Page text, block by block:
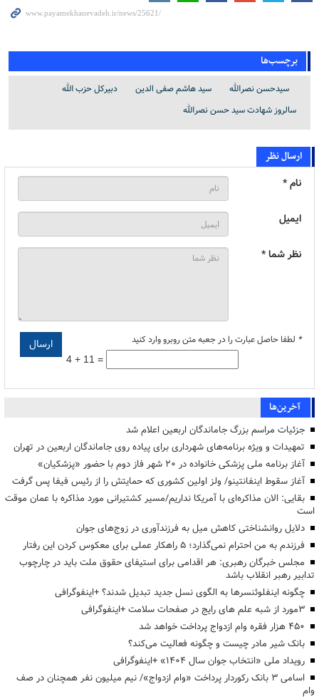
برچسب‌ها
سیدحسن نصرالله سید هاشم صفی الدین
دبیرکل حزب الله
سالروز شهادت سید حسن نصرالله
ارسال نظر
نام *
ایمیل
نظر شما *
* لطفا حاصل عبارت را در جعبه متن روبرو وارد کنید
4 + 11 =
آخرین‌ها
جزئیات مراسم بزرگ جاماندگان اربعین اعلام شد
تمهیدات و ویژه برنامه‌های شهرداری برای پیاده روی جاماندگان اربعین در تهران
آغاز برنامه ملی پزشکی خانواده در ۲۰ شهر فاز دوم با حضور «پزشکیان»
آغاز سقوط اینفانتینو/ ولز اولین کشوری که حمایتش را از رئیس فیفا پس گرفت
بقایی: الان مذاکره‌ای با آمریکا نداریم/مسیر کشتیرانی مورد مذاکره با عمان موقت
است
دلایل روانشناختی کاهش میل به فرزندآوری در زوج‌های جوان
فرزندم به من احترام نمی‌گذارد؛ ۵ راهکار عملی برای معکوس کردن این رفتار
مجلس خبرگان رهبری: هر اقدامی برای استیفای حقوق ملت باید در چارچوب
تدابیر رهبر انقلاب باشد
چگونه اینفلوئنسرها به الگوی نسل جدید تبدیل شدند؟ +اینفوگرافی
3مورد از شبه علم های رایج در صفحات سلامت +اینفوگرافی
۴۵۰ هزار فقره وام ازدواج پرداخت خواهد شد
بانک شیر مادر چیست و چگونه فعالیت می‌کند؟
رویداد ملی «انتخاب جوان سال ۱۴۰۴» +اینفوگرافی
اسامی ۳ بانک رکوردار پرداخت «وام ازدواج»/ نیم میلیون نفر همچنان در صف
وام